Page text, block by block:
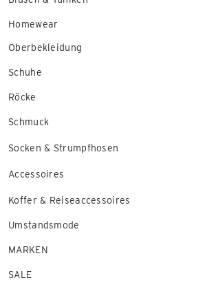
Homewear
Oberbekleidung
Schuhe
Röcke
Schmuck
Socken & Strumpfhosen
Accessoires
Koffer & Reiseaccessoires
Umstandsmode
MARKEN
SALE